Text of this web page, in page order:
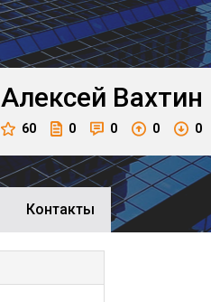
Алексей Вахтин
60 0 0 0 0
Контакты